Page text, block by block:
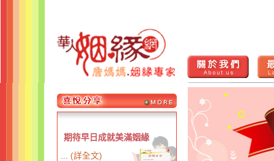
期待早日成就美滿姻緣
(詳全文)